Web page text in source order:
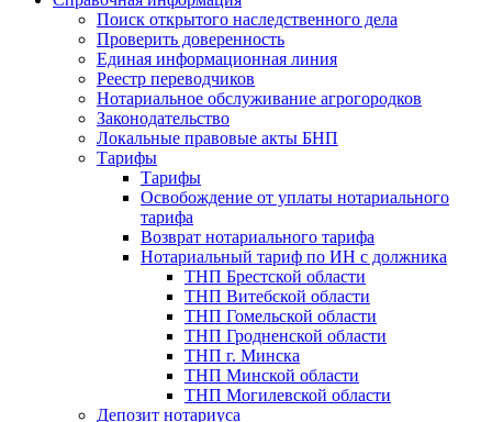
Поиск открытого наследственного дела
Проверить доверенность
Единая информационная линия
Реестр переводчиков
Нотариальное обслуживание агрогородков
Законодательство
Локальные правовые акты БНП
Тарифы
Тарифы
Освобождение от уплаты нотариального
тарифа
Возврат нотариального тарифа
Нотариальный тариф по ИН с должника
ТНП Брестской области
ТНП Витебской области
ТНП Гомельской области
ТНП Гродненской области
ТНП г. Минска
ТНП Минской области
ТНП Могилевской области
Депозит нотариуса